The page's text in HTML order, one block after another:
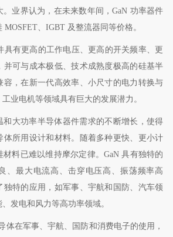
。业界认为，在未来数年间，GaN 功率器件
MOSFET、 IGBT 及整流器同等价格。
具有更高的工作电压、更高的开关频率、更
并可与成本极低、技术成熟度极高的硅基半
容，在新一代高效率、小尺寸的电力转换与
业电机等领域具有巨大的发展潜力。
和大功率半导体器件需求的不断增长，使得
体所用设计和材料。随着多种更快、更小计
材料已难以维持摩尔定律。GaN具有独特的
、最大电流高、击穿电压高、振荡频率高
独特的应用，如军事、宇航和国防、汽车领
发电和风力等高功率领域。
体在军事、宇航、国防和消费电子的使用，